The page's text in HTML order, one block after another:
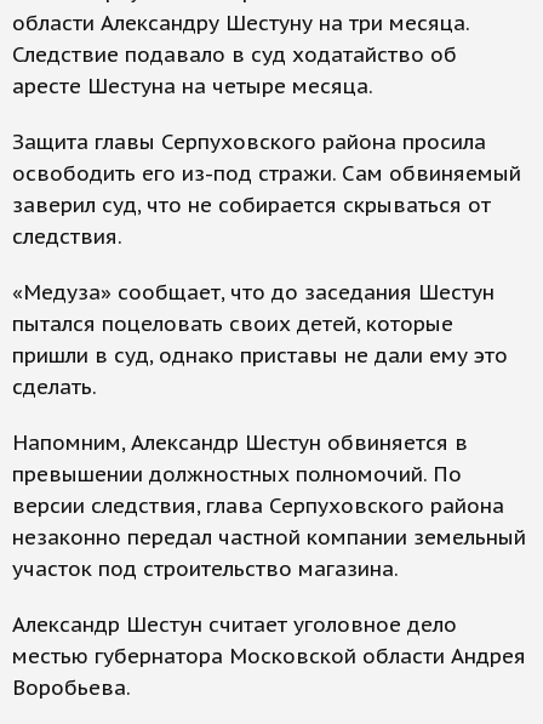
области Александру Шестуну на три месяца.
Следствие подавало в суд ходатайство об
аресте Шестуна на четыре месяца.
Защита главы Серпуховского района просила
освободить его из-под стражи. Сам обвиняемый
заверил суд, что не собирается скрываться от
следствия.
«Медуза» сообщает, что до заседания Шестун
пытался поцеловать своих детей, которые
пришли в суд, однако приставы не дали ему это
сделать.
Напомним, Александр Шестун обвиняется в
превышении должностных полномочий. По
версии следствия, глава Серпуховского района
незаконно передал частной компании земельный
участок под строительство магазина.
Александр Шестун считает уголовное дело
местью губернатора Московской области Андрея
Воробьева.